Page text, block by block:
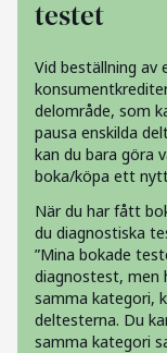
testet
Vid beställning
delområde, som
pausa enskilda
kan du bara göra
boka/köpa ett
När du har fått
du diagnostiska
”Mina bokade
diagnostest, men
samma kategori,
deltesterna. Du
samma kategori